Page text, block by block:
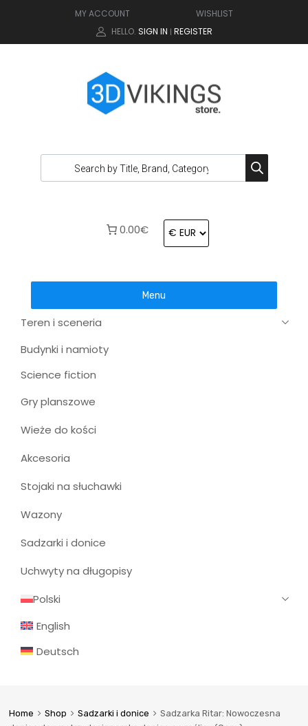
MY ACCOUNT
WISHLIST
HELLO. SIGN IN | REGISTER
0.00€
Menu
Teren i sceneria
Budynki i namioty
Science fiction
Gry planszowe
Wieże do kości
Akcesoria
Stojaki na słuchawki
Wazony
Sadzarki i donice
Uchwyty na długopisy
Polski
English
Deutsch
Home Shop Sadzarki i donice
Sadzarka Ritar: Nowoczesna